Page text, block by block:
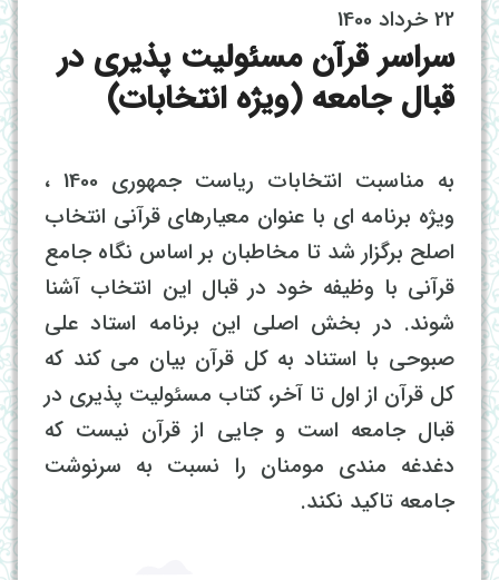
22 خرداد 1400
سراسر قرآن مسئولیت پذیری در
قبال جامعه (ویژه انتخابات)
به مناسبت انتخابات ریاست جمهوری 1400 ،
ویژه برنامه ای با عنوان معیارهای قرآنی انتخاب
اصلح برگزار شد تا مخاطبان بر اساس نگاه جامع
قرآنی با وظیفه خود در قبال این انتخاب آشنا
شوند. در بخش اصلی این برنامه استاد علی
صبوحی با استناد به کل قرآن بیان می کند که
کل قرآن از اول تا آخر، کتاب مسئولیت پذیری در
قبال جامعه است و جایی از قرآن نیست که
دغدغه مندی مومنان را نسبت به سرنوشت
جامعه تاکید نکند.